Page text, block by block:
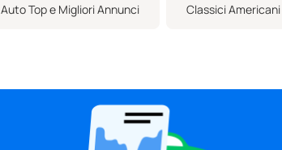
Auto Top e Migliori Annunci Classici Americani